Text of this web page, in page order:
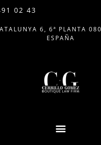
02 43
6, 6ª PLANTA
ESPAÑA